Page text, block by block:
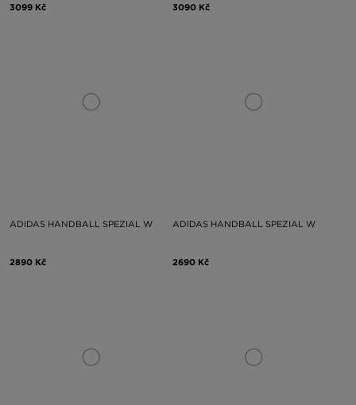
3099 Kč 3090 Kč
ADIDAS HANDBALL SPEZIAL W
2890 Kč
ADIDAS HANDBALL SPEZIAL W
2690 Kč